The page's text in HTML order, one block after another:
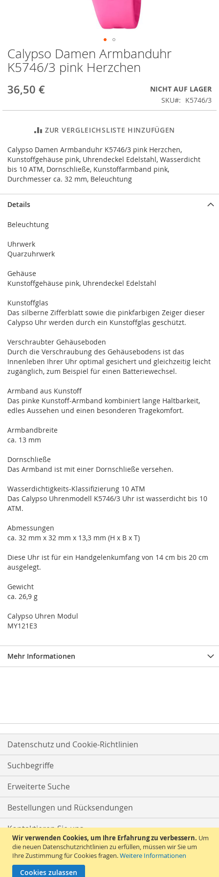
Wir verwenden Cookies, um Ihre Erfahrung zu verbessern. Um
die neuen Datenschutzrichtlinien zu erfüllen, müssen wir Sie um
Ihre Zustimmung für Cookies fragen.Weitere Informationen
Cookies zulassen
Zum
Anfang
der
springen
Calypso Damen Armbanduhr
K5746/3 pink Herzchen
36,50 €
NICHT AUF LAGER
SKU
K5746/3
ZUR VERGLEICHSLISTE HINZUFÜGEN
Calypso Damen Armbanduhr K5746/3 pink Herzchen,
Kunstoffgehäuse pink, Uhrendeckel Edelstahl, Wasserdicht
bis 10 ATM, Dornschließe, Kunstoffarmband pink,
Durchmesser ca. 32 mm, Beleuchtung
Details
Beleuchtung
Uhrwerk
Quarzuhrwerk
Gehäuse
Kunstoffgehäuse pink, Uhrendeckel Edelstahl
Kunstoffglas
Das silberne Zifferblatt sowie die pinkfarbigen Zeiger dieser
Calypso Uhr werden durch ein Kunstoffglas geschützt.
Verschraubter Gehäuseboden
Durch die Verschraubung des Gehäusebodens ist das
Innenleben Ihrer Uhr optimal gesichert und gleichzeitig leicht
zugänglich, zum Beispiel für einen Batteriewechsel.
Armband aus Kunstoff
Das pinke Kunstoff-Armband kombiniert lange Haltbarkeit,
edles Aussehen und einen besonderen Tragekomfort.
Armbandbreite
ca. 13 mm
Dornschließe
Das Armband ist mit einer Dornschließe versehen.
Wasserdichtigkeits-Klassifizierung 10 ATM
Das Calypso Uhrenmodell K5746/3 Uhr ist wasserdicht bis 10
ATM.
Abmessungen
ca. 32 mm x 32 mm x 13,3 mm (H x B x T)
Diese Uhr ist für ein Handgelenkumfang von 14 cm bis 20 cm
ausgelegt.
Gewicht
ca. 26,9 g
Calypso Uhren Modul
MY121E3
Mehr Informationen
Datenschutz und Cookie-Richtlinien
Suchbegriffe
Erweiterte Suche
Bestellungen und Rücksendungen
Kontaktieren Sie uns